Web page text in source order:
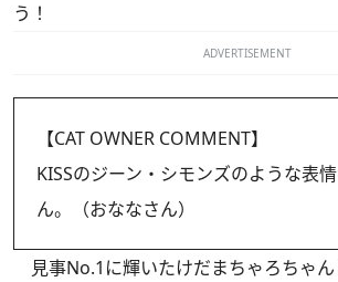
う！
ADVERTISEMENT
【CAT OWNER COMMENT】
KISSのジーン・シモンズのような表
ん。（おななさん）
見事No.1に輝いたけだまちゃろちゃ